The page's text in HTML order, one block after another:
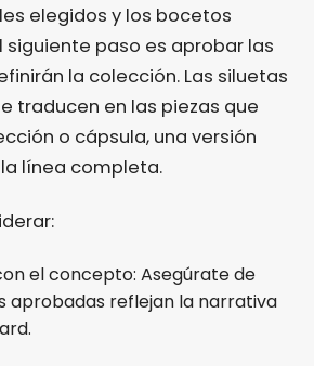
elegidos y los bocetos
siguiente paso es aprobar las
la colección. Las siluetas
traducen en las piezas que
o cápsula, una versión
línea completa.
el concepto: Asegúrate de
aprobadas reflejan la narrativa